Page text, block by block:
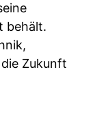
behält.
Zukunft